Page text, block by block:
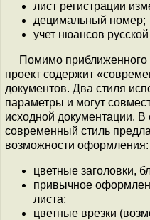
лист регистрации
децимальный номер;
учет нюансов
Помимо
проект содержит
документов. Два стиля
параметры и могут
исходной документации.
современный стиль
возможности оформления:
цветные заголовки,
привычное
листа;
цветные врезки